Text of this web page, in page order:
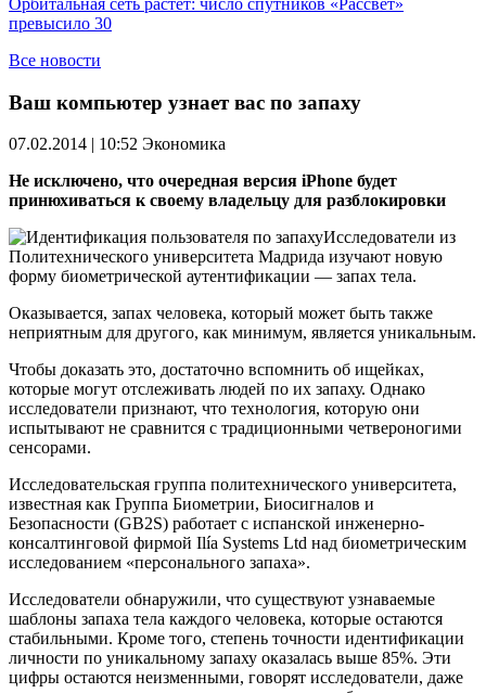
Орбитальная сеть растет: число спутников «Рассвет»
превысило 30
Все новости
Ваш компьютер узнает вас по запаху
07.02.2014 | 10:52 Экономика
Не исключено, что очередная версия iPhone будет
принюхиваться к своему владельцу для разблокировки
Исследователи из
Политехнического университета Мадрида изучают новую
форму биометрической аутентификации — запах тела.
Оказывается, запах человека, который может быть также
неприятным для другого, как минимум, является уникальным.
Чтобы доказать это, достаточно вспомнить об ищейках,
которые могут отслеживать людей по их запаху. Однако
исследователи признают, что технология, которую они
испытывают не сравнится с традиционными четвероногими
сенсорами.
Исследовательская группа политехнического университета,
известная как Группа Биометрии, Биосигналов и
Безопасности (GB2S) работает с испанской инженерно-
консалтинговой фирмой Ilía Systems Ltd над биометрическим
исследованием «персонального запаха».
Исследователи обнаружили, что существуют узнаваемые
шаблоны запаха тела каждого человека, которые остаются
стабильными. Кроме того, степень точности идентификации
личности по уникальному запаху оказалась выше 85%. Эти
цифры остаются неизменными, говорят исследователи, даже